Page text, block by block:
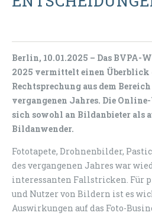
Berlin, 10.01.2025 – Das BVPA-
2025 vermittelt einen Überblick
Rechtsprechung aus dem
vergangenen Jahres. Die
sich sowohl an Bildanbieter als
Bildanwender.
Fototapete, Drohnenbilder,
des vergangenen Jahres war
interessanten Fallstricken. Für
und Nutzer von Bildern ist es
Auswirkungen auf das Foto-